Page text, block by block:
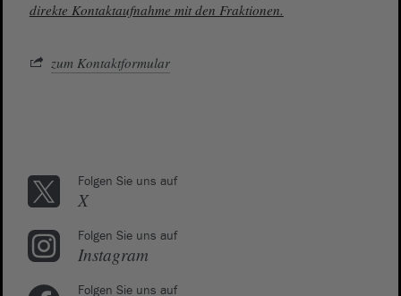
direkte Kontaktaufnahme mit den Fraktionen.
zum Kontaktformular
Folgen Sie uns auf
X
Folgen Sie uns auf
Instagram
Folgen Sie uns auf